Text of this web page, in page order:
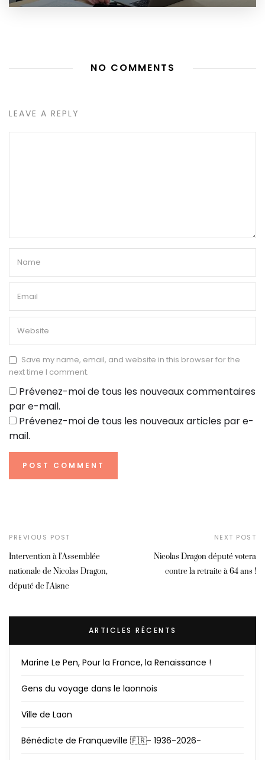
NO COMMENTS
LEAVE A REPLY
Save my name, email, and website in this browser for the
next time I comment.
Prévenez-moi de tous les nouveaux commentaires
par e-mail.
Prévenez-moi de tous les nouveaux articles par e-
mail.
PREVIOUS POST
Intervention à l’Assemblée
nationale de Nicolas Dragon,
député de l’Aisne
NEXT POST
Nicolas Dragon député votera
contre la retraite à 64 ans !
ARTICLES RÉCENTS
Marine Le Pen, Pour la France, la Renaissance !
Gens du voyage dans le laonnois
Ville de Laon
Bénédicte de Franqueville 🇫🇷- 1936-2026-